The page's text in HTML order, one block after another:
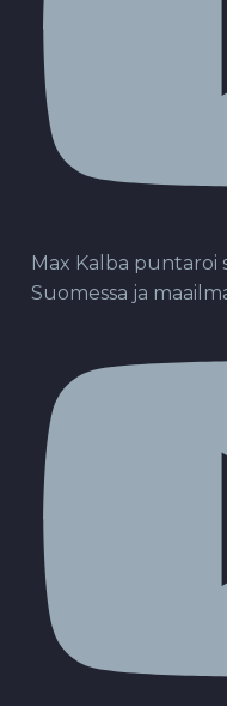
Max Kalba puntaroi
Suomessa ja